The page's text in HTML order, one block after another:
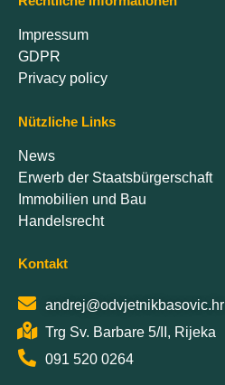
Impressum
GDPR
Privacy policy
Nützliche Links
News
Erwerb der Staatsbürgerschaft
Immobilien und Bau
Handelsrecht
Kontakt
andrej@odvjetnikbasovic.hr
Trg Sv. Barbare 5/II, Rijeka
091 520 0264